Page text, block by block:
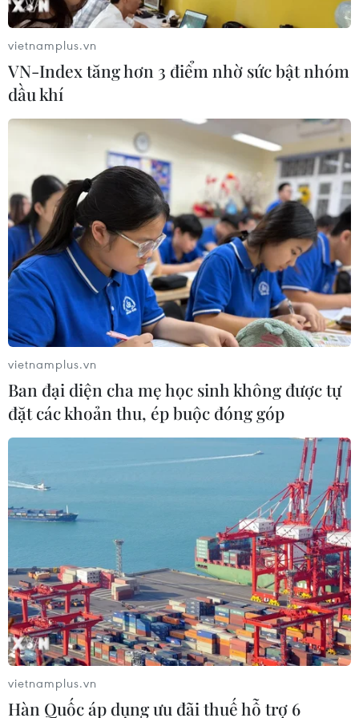
Phú Thọ lấy mẫu ADN xác định danh tính
24 hài cốt liệt sỹ chưa rõ thông tin
09/06/2026 03:18
Việc lấy mẫu ADN hài cốt liệt sỹ tại Nghĩa trang liệt sỹ
Thái Bình phục vụ công tác giám định, đối chiếu với cơ
sở dữ liệu thân nhân, từ đó xác định danh tính hài cốt
liệt sỹ còn thiếu thông tin.
Đủ căn cứ xác định có mộ liệt sỹ tập thể
tại Công viên Lê Thị Riêng
08/06/2026 07:41
vietnamplus.vn
VN-Index tăng hơn 3 điểm nhờ sức bật nhóm
dầu khí
vietnamplus.vn
Ban đại diện cha mẹ học sinh không được tự
đặt các khoản thu, ép buộc đóng góp
vietnamplus.vn
Hàn Quốc áp dụng ưu đãi thuế hỗ trợ 6